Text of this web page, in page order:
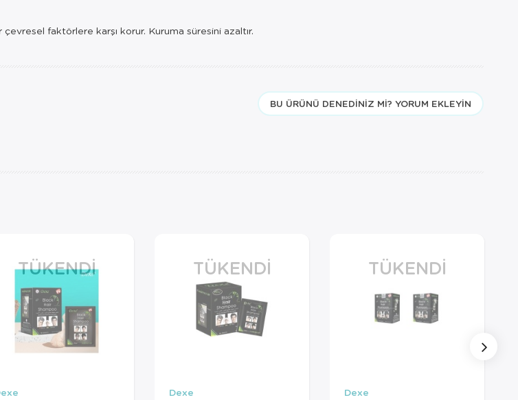
faktörlere karşı korur. Kuruma süresini azaltır.
BU ÜRÜNÜ DENEDINIZ MI? YORUM EKLEYIN
TÜKENDI TÜKENDI
Dexe
TÜKENDI
Dexe